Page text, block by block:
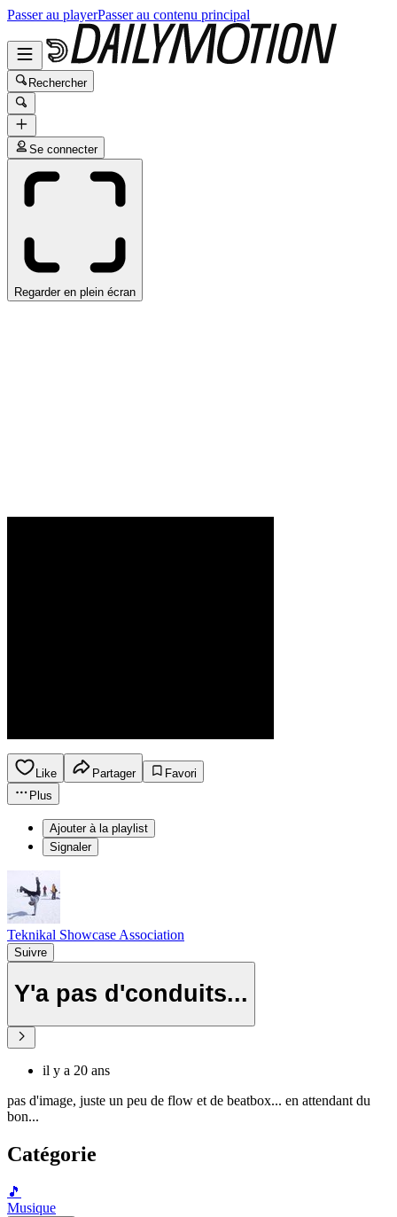
Passer au playerPasser au contenu principal
Rechercher
Se connecter
Regarder en plein écran
Like Partager
Favori
Plus
Ajouter à la playlist
Signaler
Teknikal Showcase Association
Suivre
Y'a pas d'conduits...
il y a 20 ans
pas d'image, juste un peu de flow et de beatbox... en attendant du
bon...
Catégorie
🎵
Musique